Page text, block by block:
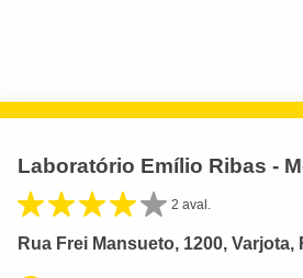
Laboratório Emílio Ribas -
2 aval.
Rua Frei Mansueto, 1200, Varjota,